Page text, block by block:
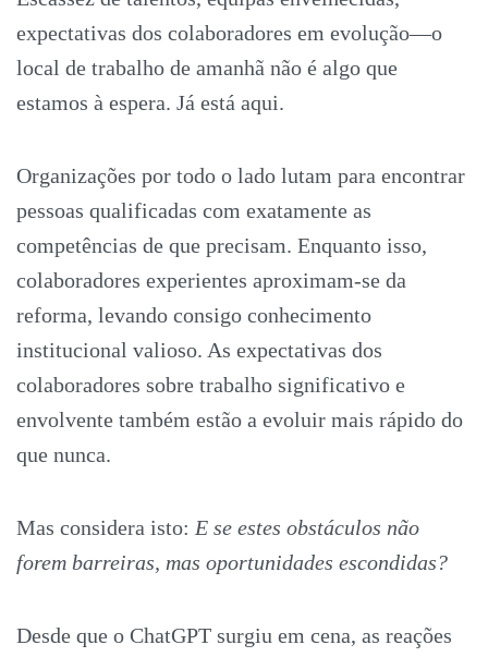
expectativas dos colaboradores em evolução—o
local de trabalho de amanhã não é algo que
estamos à espera. Já está aqui.
Organizações por todo o lado lutam para encontrar
pessoas qualificadas com exatamente as
competências de que precisam. Enquanto isso,
colaboradores experientes aproximam-se da
reforma, levando consigo conhecimento
institucional valioso. As expectativas dos
colaboradores sobre trabalho significativo e
envolvente também estão a evoluir mais rápido do
que nunca.
Mas considera isto: E se estes obstáculos não
forem barreiras, mas oportunidades escondidas?
Desde que o ChatGPT surgiu em cena, as reações